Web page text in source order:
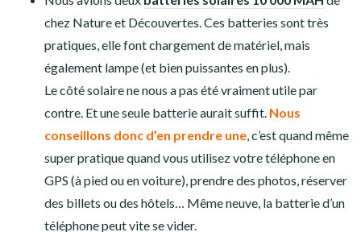
photos et vidéos (en plus d’être geeks sur les bords). Cette
partie est donc vraiment à adapter en fonction de chacun,
tout le monde n’a pas la même chose dans son sac à dos
pendant un Tour du Monde!
Les accessoires
Adaptateur universelet multiprise: nous avons été
contents de celui ci, avec ses 2 prises usb. En plus, nous
avions également une multiprise permettant de
brancher 3 appareils sur le secteur.